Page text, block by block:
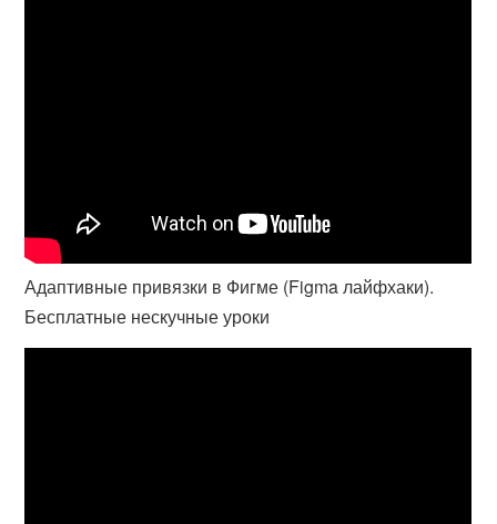
Адаптивные привязки в Фигме (Figma лайфхаки).
Бесплатные нескучные уроки